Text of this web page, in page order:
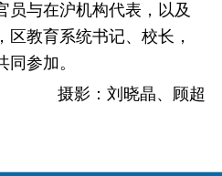
员与在沪机构代表，以及
教育系统书记、校长，
参加。
摄影：刘晓晶、顾超